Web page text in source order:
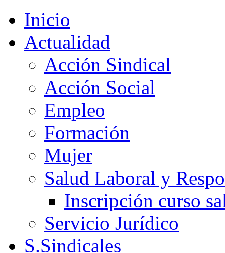
Inicio
Actualidad
Acción Sindical
Acción Social
Empleo
Formación
Mujer
Salud Laboral y
Inscripción curso
Servicio Jurídico
S.Sindicales